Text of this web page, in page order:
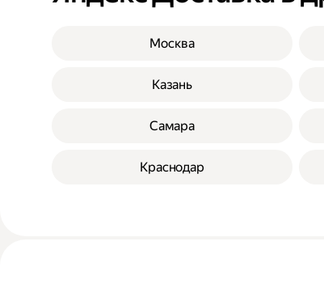
Москва
Казань
Самара
Краснодар